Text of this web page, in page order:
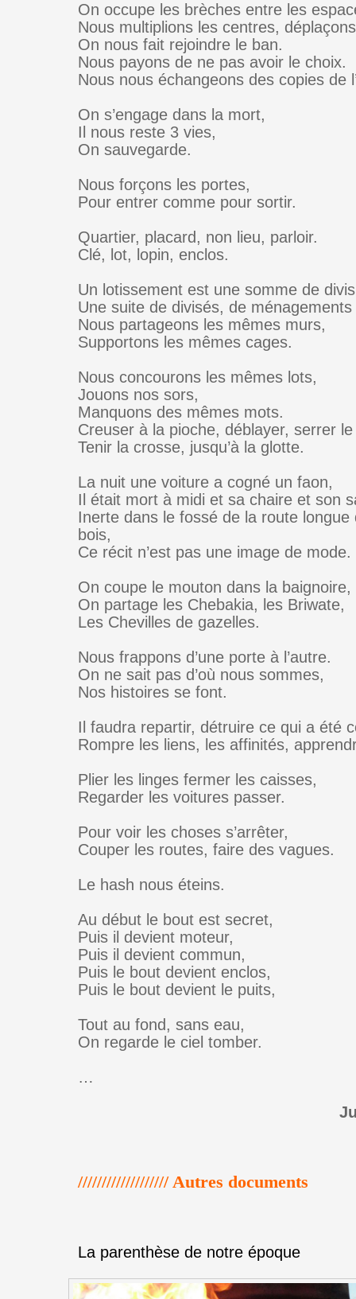
On occupe les brèches entre les
Nous multiplions les centres,
On nous fait rejoindre le ban.
Nous payons de ne pas avoir le choix.
Nous nous échangeons des copies de
On s’engage dans la mort,
Il nous reste 3 vies,
On sauvegarde.
Nous forçons les portes,
Pour entrer comme pour sortir.
Quartier, placard, non lieu, parloir.
Clé, lot, lopin, enclos.
Un lotissement est une somme de
Une suite de divisés, de
Nous partageons les mêmes murs,
Supportons les mêmes cages.
Nous concourons les mêmes lots,
Jouons nos sors,
Manquons des mêmes mots.
Creuser à la pioche, déblayer, serrer
Tenir la crosse, jusqu’à la glotte.
La nuit une voiture a cogné un faon,
Il était mort à midi et sa chaire et son
Inerte dans le fossé de la route longue
bois,
Ce récit n’est pas une image de mode.
On coupe le mouton dans la baignoire,
On partage les Chebakia, les Briwate,
Les Chevilles de gazelles.
Nous frappons d’une porte à l’autre.
On ne sait pas d’où nous sommes,
Nos histoires se font.
Il faudra repartir, détruire ce qui a été
Rompre les liens, les affinités,
Plier les linges fermer les caisses,
Regarder les voitures passer.
Pour voir les choses s’arrêter,
Couper les routes, faire des vagues.
Le hash nous éteins.
Au début le bout est secret,
Puis il devient moteur,
Puis il devient commun,
Puis le bout devient enclos,
Puis le bout devient le puits,
Tout au fond, sans eau,
On regarde le ciel tomber.
…
/////////////////// Autres documents
La parenthèse de notre époque